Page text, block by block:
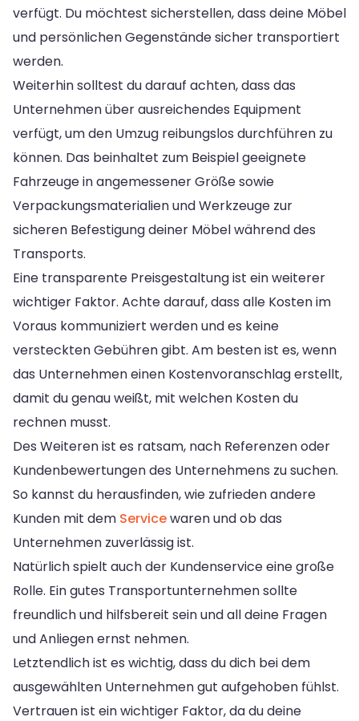
verfügt. Du möchtest sicherstellen, dass deine Möbel
und persönlichen Gegenstände sicher transportiert
werden.
Weiterhin solltest du darauf achten, dass das
Unternehmen über ausreichendes Equipment
verfügt, um den Umzug reibungslos durchführen zu
können. Das beinhaltet zum Beispiel geeignete
Fahrzeuge in angemessener Größe sowie
Verpackungsmaterialien und Werkzeuge zur
sicheren Befestigung deiner Möbel während des
Transports.
Eine transparente Preisgestaltung ist ein weiterer
wichtiger Faktor. Achte darauf, dass alle Kosten im
Voraus kommuniziert werden und es keine
versteckten Gebühren gibt. Am besten ist es, wenn
das Unternehmen einen Kostenvoranschlag erstellt,
damit du genau weißt, mit welchen Kosten du
rechnen musst.
Des Weiteren ist es ratsam, nach Referenzen oder
Kundenbewertungen des Unternehmens zu suchen.
So kannst du herausfinden, wie zufrieden andere
Kunden mit dem Servicewaren und ob das
Unternehmen zuverlässig ist.
Natürlich spielt auch der Kundenservice eine große
Rolle. Ein gutes Transportunternehmen sollte
freundlich und hilfsbereit sein und all deine Fragen
und Anliegen ernst nehmen.
Letztendlich ist es wichtig, dass du dich bei dem
ausgewählten Unternehmen gut aufgehoben fühlst.
Vertrauen ist ein wichtiger Faktor, da du deine